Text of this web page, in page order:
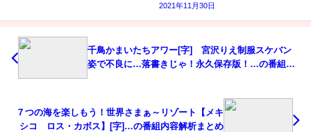
2021年11月30日
千鳥かまいたちアワー[字] 宮沢りえ制服スケバン
姿で不良に…落書きじゃ！永久保存版！…の番組内
７つの海を楽しもう！世界さまぁ～リゾート【メキ
シコ ロス・カボス】[字]…の番組内容解析まとめ